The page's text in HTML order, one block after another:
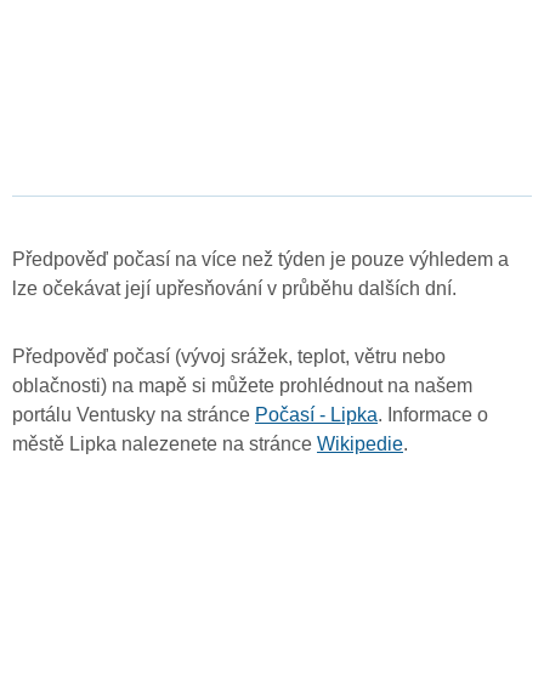
Předpověď počasí na více než týden je pouze výhledem a
lze očekávat její upřesňování v průběhu dalších dní.
Předpověď počasí (vývoj srážek, teplot, větru nebo
oblačnosti) na mapě si můžete prohlédnout na našem
portálu Ventusky na stránce Počasí - Lipka. Informace o
městě Lipka nalezenete na stránce Wikipedie.